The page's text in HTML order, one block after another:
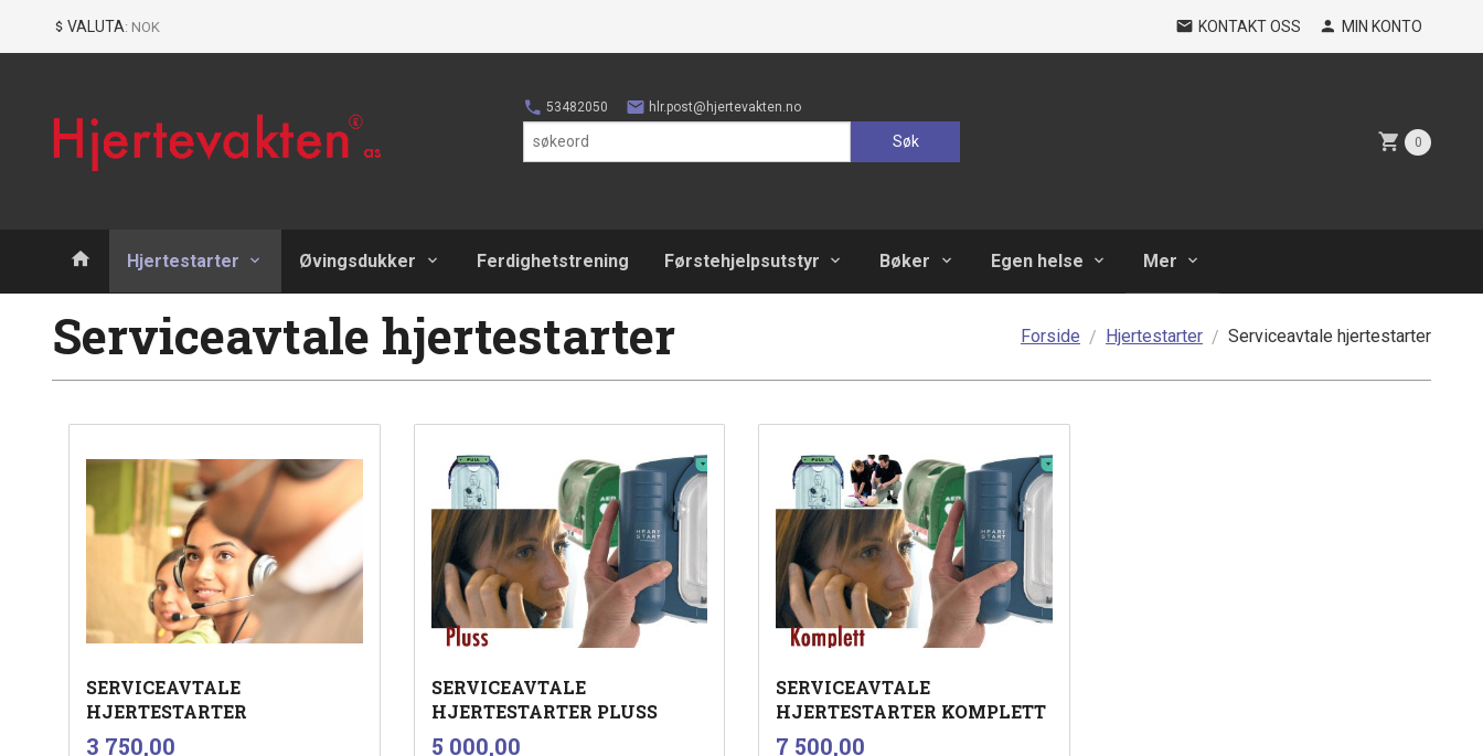
VALUTA: NOK KONTAKT OSS MIN KONTO
53482050 hlr.post@hjertevakten.no
Søk 0
Produkter
Hjertestarter Øvingsdukker Ferdighetstrening Førstehjelpsutstyr Bøker Egen helse Mer
Forside Hjertestarter Serviceavtale hjertestarter
Serviceavtale hjertestarter
SERVICEAVTALE
HJERTESTARTER
Pris
3 750,00
SERVICEAVTALE
HJERTESTARTER PLUSS
Pris
5 000,00
SERVICEAVTALE
HJERTESTARTER KOMPLETT
Pris
7 500,00